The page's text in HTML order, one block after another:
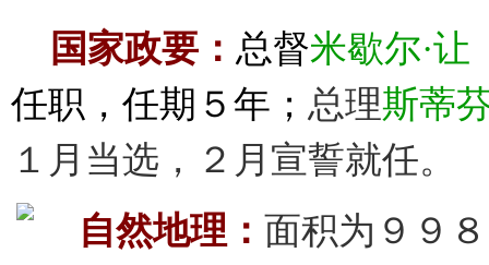
国家政要： 总督米歇尔·让
任职，任期５年； 总理斯蒂
１月当选，２月宣誓就任。
自然地理： 面积为９９